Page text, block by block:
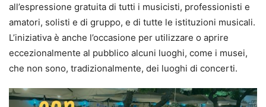
all’espressione gratuita di tutti i musicisti, professionisti e
amatori, solisti e di gruppo, e di tutte le istituzioni musicali.
L’iniziativa è anche l’occasione per utilizzare o aprire
eccezionalmente al pubblico alcuni luoghi, come i musei,
che non sono, tradizionalmente, dei luoghi di concerti.